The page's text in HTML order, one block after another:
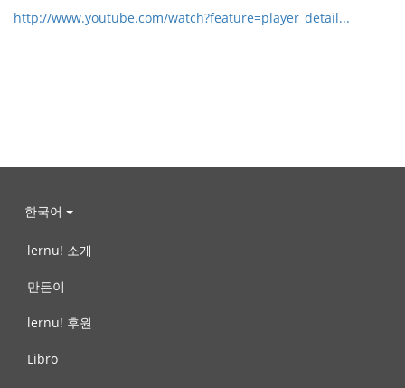
http://www.youtube.com/watch?feature=player_detail...
한국어
lernu! 소개
만든이
lernu! 후원
Libro